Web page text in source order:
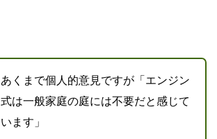
あくまで個人的意見ですが「エンジン
式は一般家庭の庭には不要だと感じて
います」